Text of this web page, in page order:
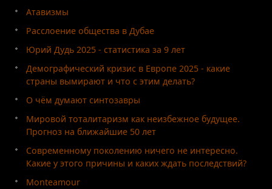
Атавизмы
Расслоение общества в Дубае
Юрий Дудь 2025 - статистика за 9 лет
Демографический кризис в Европе 2025 - какие
страны вымирают и что с этим делать?
О чём думают синтозавры
Мировой тоталитаризм как неизбежное будущее.
Прогноз на ближайшие 50 лет
Современному поколению ничего не интересно.
Какие у этого причины и каких ждать последствий?
Monteamour